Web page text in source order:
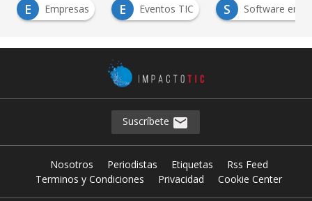
E
Eventos TIC S Software empresarial
Suscríbete
Nosotros Periodistas Etiquetas
Rss Feed
Terminos y Condiciones
Privacidad Cookie Center